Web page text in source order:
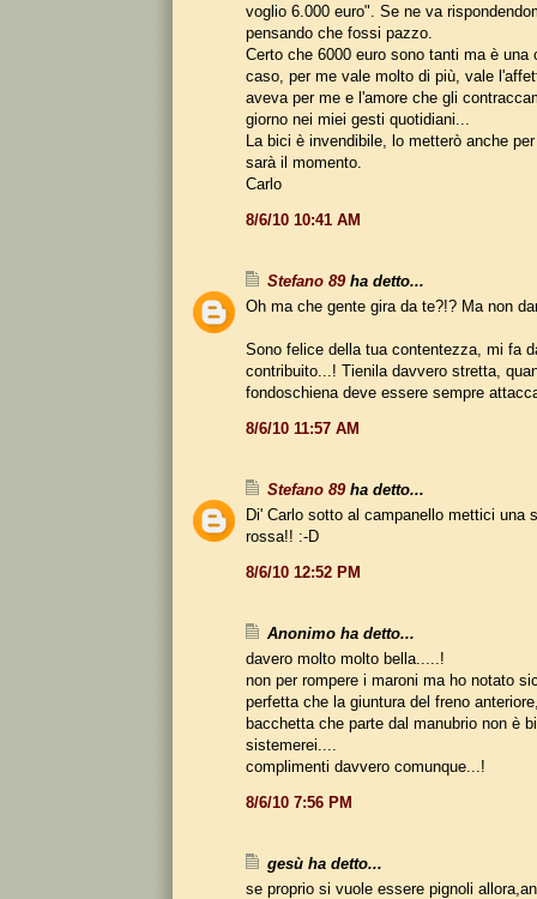
voglio 6.000 euro". Se ne va
pensando che fossi pazzo.
Certo che 6000 euro sono tanti ma è una
caso, per me vale molto di più, vale
aveva per me e l'amore che gli
giorno nei miei gesti quotidiani...
La bici è invendibile, lo metterò anche
sarà il momento.
Carlo
8/6/10 10:41 AM
Stefano 89ha detto...
Oh ma che gente gira da te?!? Ma non
Sono felice della tua contentezza, mi fa
contribuito...! Tienila davvero stretta,
fondoschiena deve essere sempre
8/6/10 11:57 AM
Stefano 89ha detto...
Di' Carlo sotto al campanello mettici una
rossa!! :-D
8/6/10 12:52 PM
Anonimo ha detto...
davero molto molto bella.....!
non per rompere i maroni ma ho notato
perfetta che la giuntura del freno
bacchetta che parte dal manubrio non è
sistemerei....
complimenti davvero comunque...!
8/6/10 7:56 PM
gesù ha detto...
se proprio si vuole essere pignoli